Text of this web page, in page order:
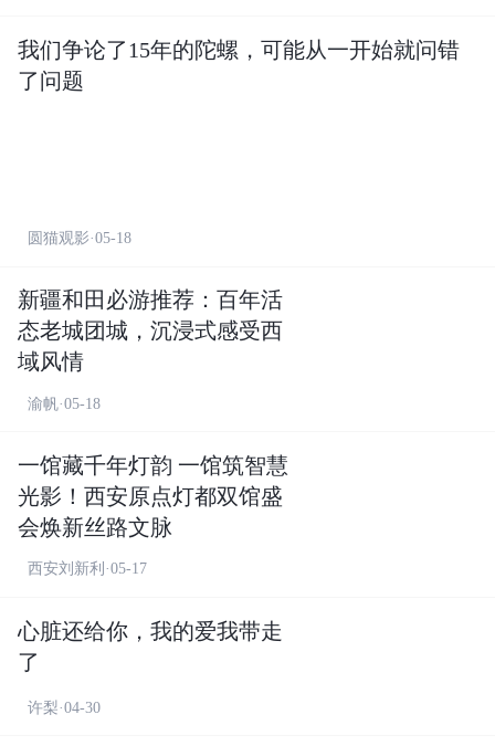
我们争论了15年的陀螺，可能从一开始就问错
了问题
圆猫观影·05-18
新疆和田必游推荐：百年活
态老城团城，沉浸式感受西
域风情
渝帆·05-18
一馆藏千年灯韵 一馆筑智慧
光影！西安原点灯都双馆盛
会焕新丝路文脉
西安刘新利·05-17
心脏还给你，我的爱我带走
了
许梨·04-30